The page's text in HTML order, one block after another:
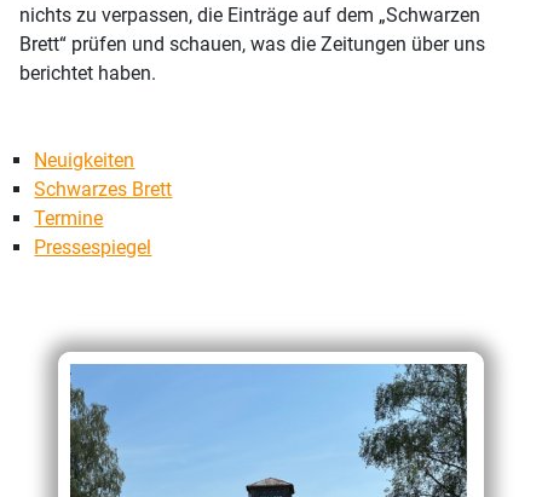
nichts zu verpassen, die Einträge auf dem „Schwarzen
Brett“ prüfen und schauen, was die Zeitungen über uns
berichtet haben.
Neuigkeiten
Schwarzes Brett
Termine
Pressespiegel